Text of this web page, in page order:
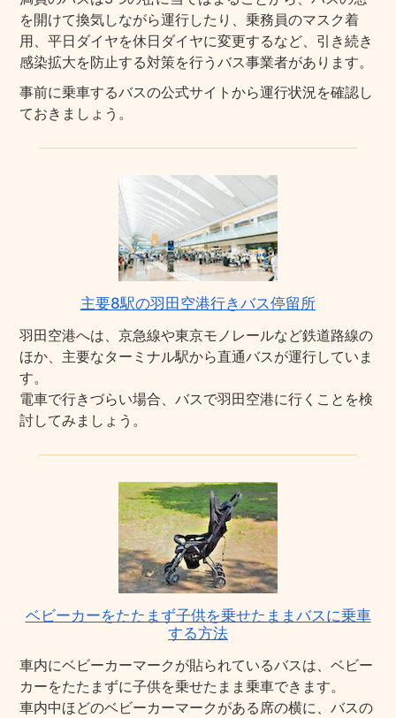
を開けて換気しながら運行したり、乗務員のマスク着
用、平日ダイヤを休日ダイヤに変更するなど、引き続き
感染拡大を防止する対策を行うバス事業者があります。
事前に乗車するバスの公式サイトから運行状況を確認し
ておきましょう。
主要8駅の羽田空港行きバス停留所
羽田空港へは、京急線や東京モノレールなど鉄道路線の
ほか、主要なターミナル駅から直通バスが運行していま
す。
電車で行きづらい場合、バスで羽田空港に行くことを検
討してみましょう。
ベビーカーをたたまず子供を乗せたままバスに乗車
する方法
車内にベビーカーマークが貼られているバスは、ベビー
カーをたたまずに子供を乗せたまま乗車できます。
車内中ほどのベビーカーマークがある席の横に、バスの